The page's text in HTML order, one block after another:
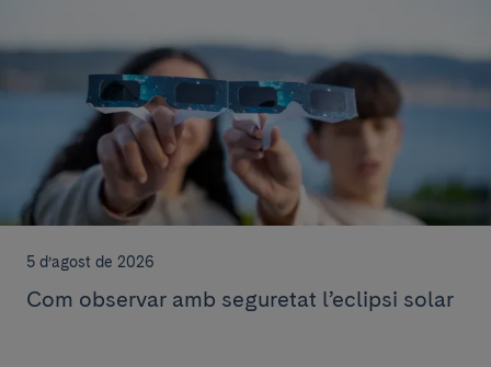
5 d’agost de 2026
Com observar amb seguretat l’eclipsi solar